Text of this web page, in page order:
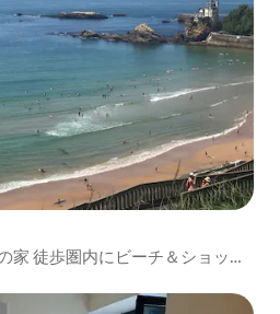
家 徒歩圏内にビーチ＆ショッピ